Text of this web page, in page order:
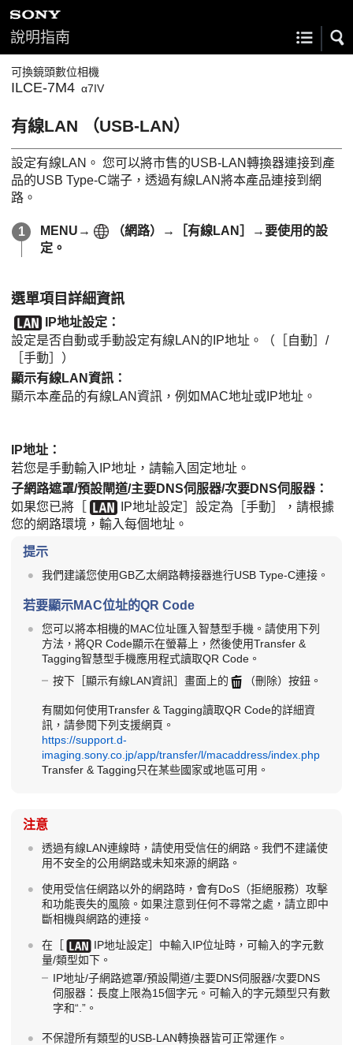
說明指南
可換鏡頭數位相機
ILCE-7M4 α7IV
有線LAN （USB-LAN）
設定有線LAN。 您可以將市售的USB-LAN轉換器連接到產
品的USB Type-C端子，透過有線LAN將本產品連接到網
路。
MENU → （網路）→ ［有線LAN］
→要使用的設
定。
選單項目詳細資訊
IP地址設定 ：
設定是否自動或手動設定有線LAN的IP地址。（ ［自動］ /
［手動］ ）
顯示有線LAN資訊 ：
顯示本產品的有線LAN資訊，例如MAC地址或IP地址。
IP地址 ：
若您是手動輸入IP地址，請輸入固定地址。
子網路遮罩/預設閘道/主要DNS伺服器/次要DNS伺服器 ：
如果您已將
IP地址設定］設定為 ［手動］
，請根據
您的網路環境，輸入每個地址。
提示
我們建議您使用GB乙太網路轉接器進行USB Type-C連接。
若要顯示MAC位址的QR Code
您可以將本相機的MAC位址匯入智慧型手機。請使用下列
方法，將QR Code顯示在螢幕上，然後使用Transfer &
Tagging智慧型手機應用程式讀取QR Code。
按下［顯示有線LAN資訊］ 畫面上的 （刪除）按鈕。
有關如何使用Transfer & Tagging讀取QR Code的詳細資
訊，請參閱下列支援網頁。
https://support.d-
imaging.sony.co.jp/app/transfer/l/macaddress/index.php
Transfer & Tagging只在某些國家或地區可用。
注意
透過有線LAN連線時，請使用受信任的網路。我們不建議使
用不安全的公用網路或未知來源的網路。
使用受信任網路以外的網路時，會有DoS（拒絕服務）攻擊
和功能喪失的風險。如果注意到任何不尋常之處，請立即中
斷相機與網路的連接。
在［ IP地址設定］ 中輸入IP位址時，可輸入的字元數
量/類型如下。
IP地址/子網路遮罩/預設閘道/主要DNS伺服器/次要DNS
伺服器：長度上限為15個字元。可輸入的字元類型只有數
字和“.”。
不保證所有類型的USB-LAN轉換器皆可正常運作。